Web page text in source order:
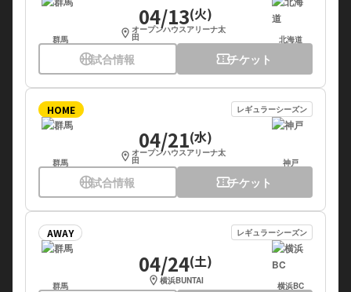
群馬
04/13(火)
location_on オープンハウスアリーナ太
田 北海道
sports_basketball試合情報 confirmation_numberチケット
HOME レギュラーシーズン
群馬
04/21(水)
location_on オープンハウスアリーナ太
田 神戸
sports_basketball試合情報 confirmation_numberチケット
AWAY レギュラーシーズン
群馬
04/24(土)
location_on 横浜BUNTAI 横浜BC